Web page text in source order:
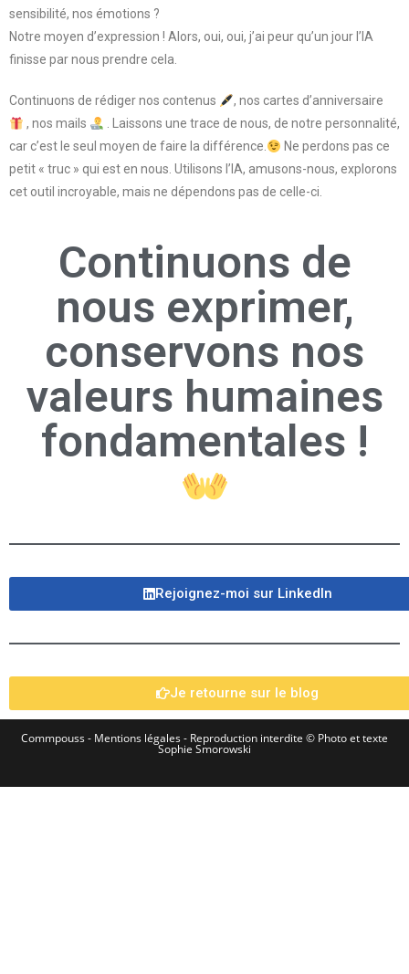
sensibilité, nos émotions ?
Notre moyen d’expression ! Alors, oui, oui, j’ai peur qu’un jour l’IA
finisse par nous prendre cela.
Continuons de rédiger nos contenus
, nos cartes d’anniversaire
, nos mails
. Laissons une trace de nous, de notre personnalité,
car c’est le seul moyen de faire la différence.
Ne perdons pas ce
petit « truc » qui est en nous. Utilisons l’IA, amusons-nous, explorons
cet outil incroyable, mais ne dépendons pas de celle-ci.
Continuons de
nous exprimer,
conservons nos
valeurs humaines
fondamentales !
Rejoignez-moi sur LinkedIn​
Je retourne sur le blog
Commpouss - Mentions légales- Reproduction interdite © Photo et texte
Sophie Smorowski